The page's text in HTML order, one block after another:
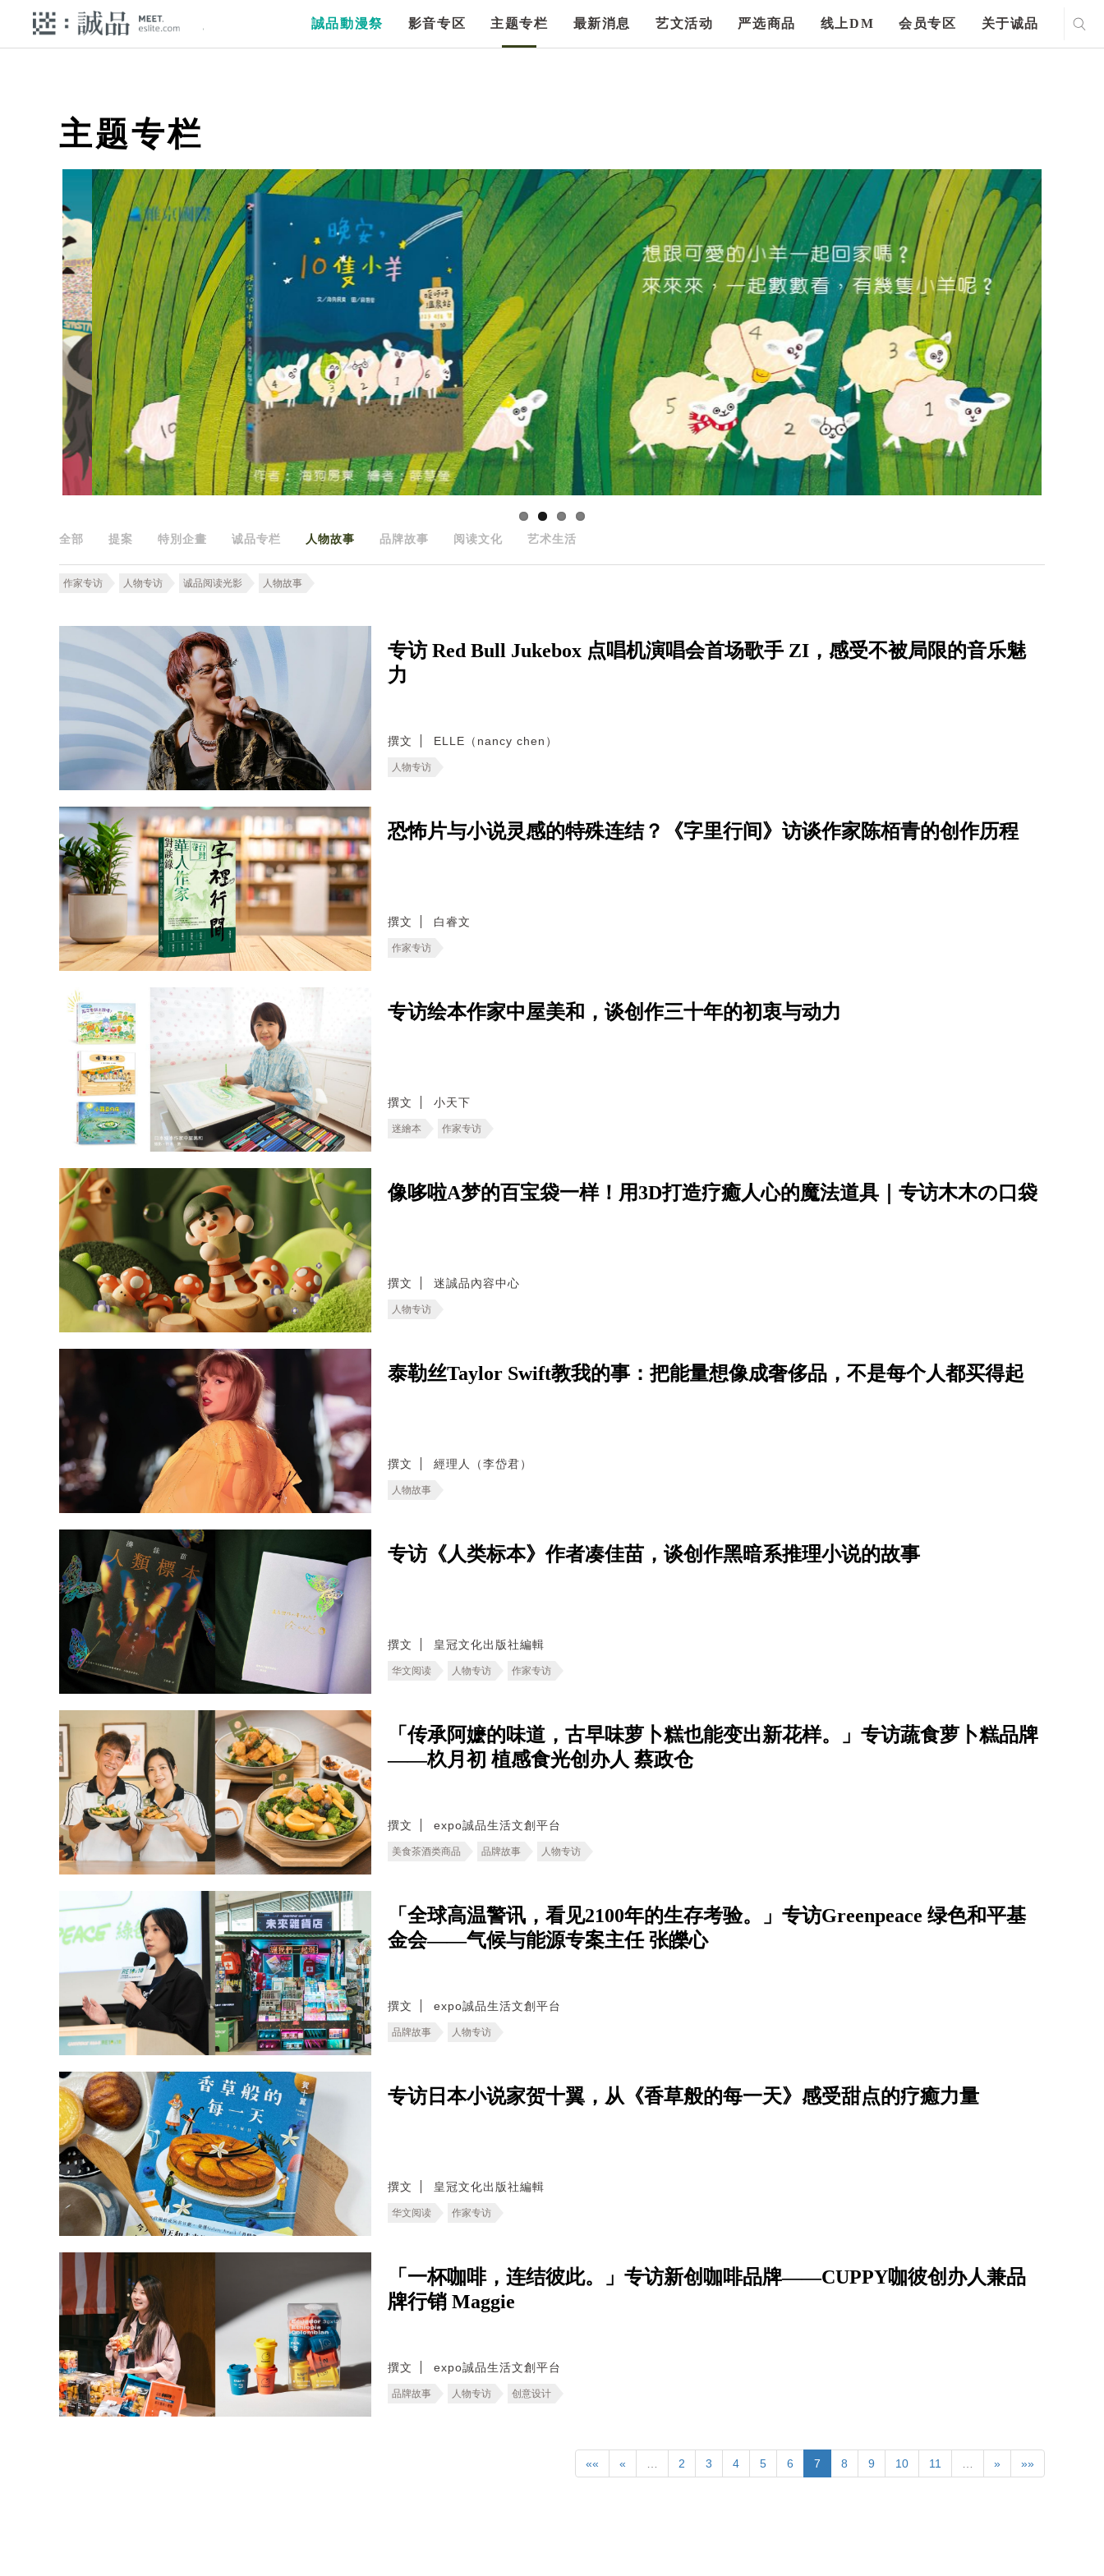
誠品動漫祭 影音专区 主题专栏 最新消息 艺文活动 严选商品 线上DM 会员专区 关于诚品
主题专栏
全部 提案 特別企畫 诚品专栏 人物故事 品牌故事 阅读文化 艺术生活
作家专访 人物专访 诚品阅读光影 人物故事
专访 Red Bull Jukebox 点唱机演唱会首场歌手 ZI，感受不被局限的音乐魅
力
撰文 ELLE（nancy chen）
人物专访
恐怖片与小说灵感的特殊连结？《字里行间》访谈作家陈栢青的创作历程
撰文 白睿文
作家专访
专访绘本作家中屋美和，谈创作三十年的初衷与动力
撰文 小天下
迷繪本 作家专访
像哆啦A梦的百宝袋一样！用3D打造疗癒人心的魔法道具｜专访木木の口袋
撰文 迷誠品內容中心
人物专访
泰勒丝Taylor Swift教我的事：把能量想像成奢侈品，不是每个人都买得起
撰文 經理人（李岱君）
人物故事
专访《人类标本》作者凑佳苗，谈创作黑暗系推理小说的故事
撰文 皇冠文化出版社編輯
华文阅读 人物专访 作家专访
「传承阿嬷的味道，古早味萝卜糕也能变出新花样。」专访蔬食萝卜糕品牌
——杦月初 植感食光创办人 蔡政仓
撰文 expo誠品生活文創平台
美食茶酒类商品 品牌故事 人物专访
「全球高温警讯，看见2100年的生存考验。」专访Greenpeace 绿色和平基
金会——气候与能源专案主任 张皪心
撰文 expo誠品生活文創平台
品牌故事 人物专访
专访日本小说家贺十翼，从《香草般的每一天》感受甜点的疗癒力量
撰文 皇冠文化出版社編輯
华文阅读 作家专访
「一杯咖啡，连结彼此。」专访新创咖啡品牌——CUPPY咖彼创办人兼品
牌行销 Maggie
撰文 expo誠品生活文創平台
品牌故事 人物专访 创意设计
«« « … 2 3 4 5 6 7 8 9 10 11 … » »»